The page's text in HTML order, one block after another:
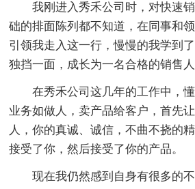
我刚进入秀禾公司时，对快速
础的排面陈列都不知道，在同事和
引领我走入这一行，慢慢的我学到
独挡一面，成长为一名合格的销售人
在秀禾公司这几年的工作中，
业务如做人，卖产品给客户，首先
人，你的真诚、诚信，不曲不挠的
接受了你，然后接受了你的产品。
现在我仍然感到自身有很多的